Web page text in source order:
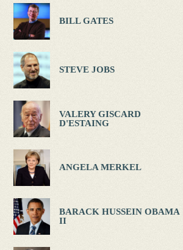
BILL GATES
STEVE JOBS
VALERY GISCARD
D'ESTAING
ANGELA MERKEL
BARACK HUSSEIN OBAMA
II